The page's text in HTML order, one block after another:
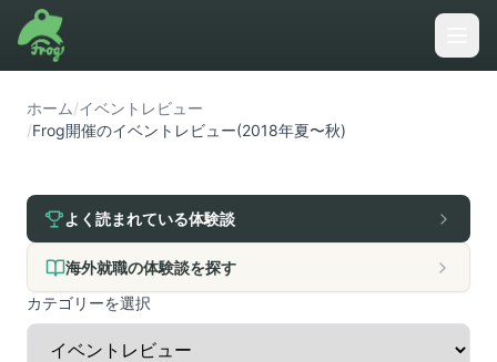
ホーム/イベントレビュー
/Frog開催のイベントレビュー(2018年夏〜秋)
よく読まれている体験談
海外就職の体験談を探す
カテゴリーを選択